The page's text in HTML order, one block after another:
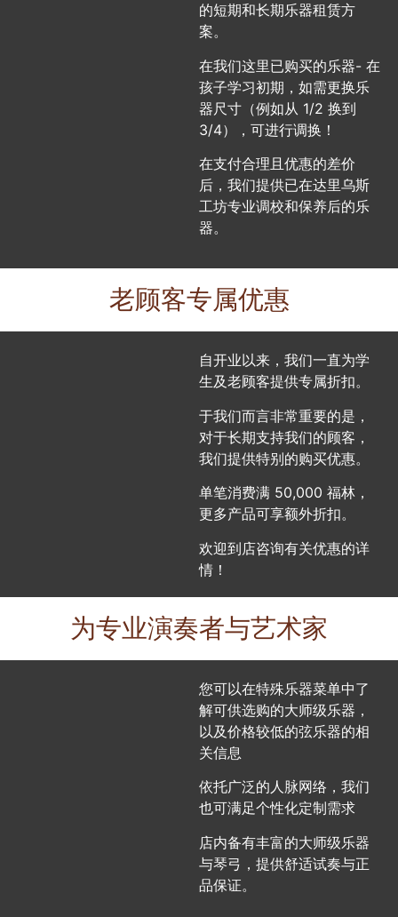
的短期和长期乐器租赁方
案。
在我们这里已购买的乐器- 在
孩子学习初期，如需更换乐
器尺寸（例如从 1/2 换到
3/4），可进行调换！
在支付合理且优惠的差价
后，我们提供已在达里乌斯
工坊专业调校和保养后的乐
器。
老顾客专属优惠
自开业以来，我们一直为学
生及老顾客提供专属折扣。
于我们而言非常重要的是，
对于长期支持我们的顾客，
我们提供特别的购买优惠。
单笔消费满 50,000 福林，
更多产品可享额外折扣。
欢迎到店咨询有关优惠的详
情！
为专业演奏者与艺术家
您可以在特殊乐器菜单中了
解可供选购的大师级乐器，
以及价格较低的弦乐器的相
关信息
依托广泛的人脉网络，我们
也可满足个性化定制需求
店内备有丰富的大师级乐器
与琴弓，提供舒适试奏与正
品保证。